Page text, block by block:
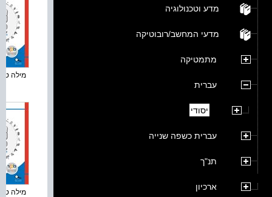
מדע וטכנולוגיה
מדעי המחשב/רובוטיקה
מתמטיקה
עברית
יסודי
עברית כשפה שנייה
תנ"ך
ארכיון
מילה
מילה